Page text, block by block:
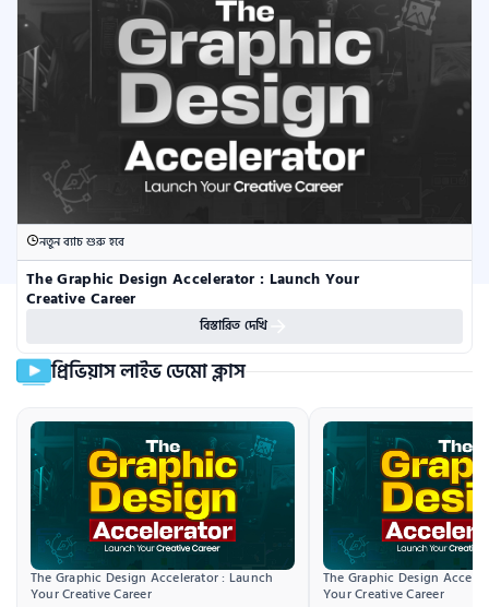
নতুন ব্যাচ শুরু হবে
The Graphic Design Accelerator : Launch Your
Creative Career
বিস্তারিত দেখি
প্রিভিয়াস লাইভ ডেমো ক্লাস
The Graphic Design Accelerator : Launch
Your Creative Career
The Graphic Design
Your Creative Career